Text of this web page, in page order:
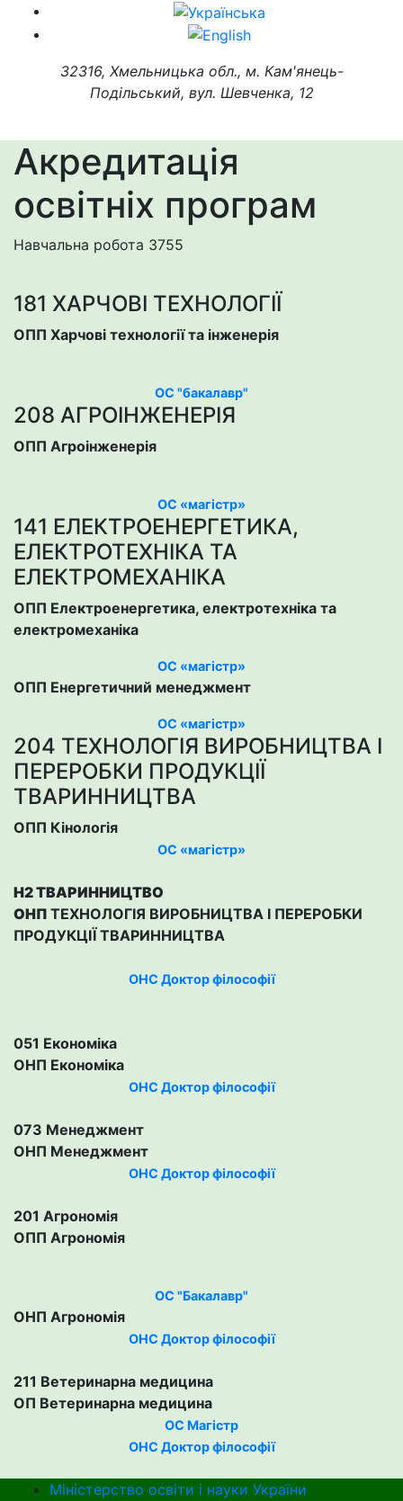
32316, Хмельницька обл., м. Кам'янець-
Подільський, вул. Шевченка, 12
Акредитація
освітніх програм
Навчальна робота 3755
181 ХАРЧОВІ ТЕХНОЛОГІЇ
ОПП Харчові технології та інженерія
ОС "бакалавр"
208 АГРОІНЖЕНЕРІЯ
ОПП Агроінженерія
ОС «магістр»
141 ЕЛЕКТРОЕНЕРГЕТИКА,
ЕЛЕКТРОТЕХНІКА ТА
ЕЛЕКТРОМЕХАНІКА
ОПП Електроенергетика, електротехніка та
електромеханіка
ОС «магістр»
ОПП Енергетичний менеджмент
ОС «магістр»
204 ТЕХНОЛОГІЯ ВИРОБНИЦТВА І
ПЕРЕРОБКИ ПРОДУКЦІЇ
ТВАРИННИЦТВА
ОПП Кінологія
ОС «магістр»
H2 ТВАРИННИЦТВО
ОНП ТЕХНОЛОГІЯ ВИРОБНИЦТВА І ПЕРЕРОБКИ
ПРОДУКЦІЇ ТВАРИННИЦТВА
ОНС Доктор філософії
051 Економіка
ОНП Економіка
ОНС Доктор філософії
073 Менеджмент
ОНП Менеджмент
ОНС Доктор філософії
201 Агрономія
ОПП Агрономія
ОС "Бакалавр"
ОНП Агрономія
ОНС Доктор філософії
211 Ветеринарна медицина
ОП Ветеринарна медицина
ОС Магістр
ОНС Доктор філософії
Міністерство освіти і науки України